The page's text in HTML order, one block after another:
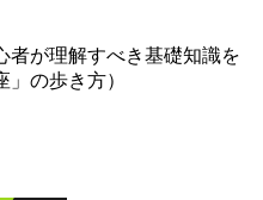
者が理解すべき基礎知識を
の歩き方）